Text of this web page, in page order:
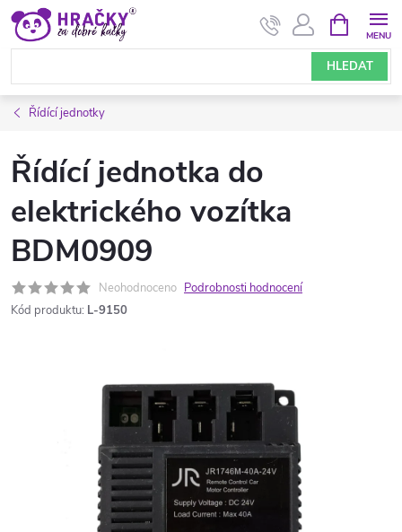
Přejít
obsah
HLEDAT
NÁKUPNÍ
KOŠÍK
Řídící jednotky
Řídící jednotka do
elektrického vozítka
BDM0909
Neohodnoceno Podrobnosti hodnocení
Kód produktu: L-9150